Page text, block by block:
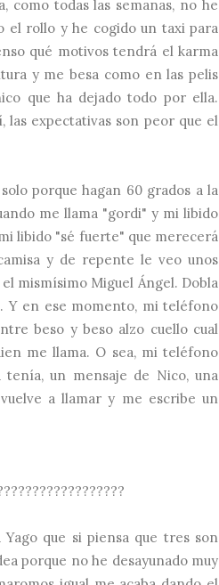
como todas las semanas, no he
el rollo y he cogido un taxi para
qué motivos tendrá el karma
y me besa como en las pelis
que ha dejado todo por ella.
las expectativas son peor que el
porque hagan 60 grados a la
me llama "gordi" y mi libido
libido "sé fuerte" que merecerá
y de repente le veo unos
mismísimo Miguel Ángel. Dobla
Y en ese momento, mi teléfono
beso y beso alzo cuello cual
me llama. O sea, mi teléfono
un mensaje de Nico, una
a llamar y me escribe un
que si piensa que tres son
porque no he desayunado muy